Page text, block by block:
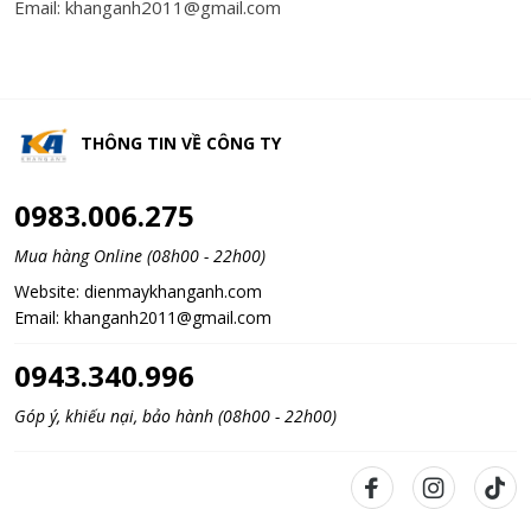
Email: khanganh2011@gmail.com
THÔNG TIN VỀ CÔNG TY
0983.006.275
Mua hàng Online (08h00 - 22h00)
Website: dienmaykhanganh.com
Email: khanganh2011@gmail.com
0943.340.996
Góp ý, khiếu nại, bảo hành (08h00 - 22h00)